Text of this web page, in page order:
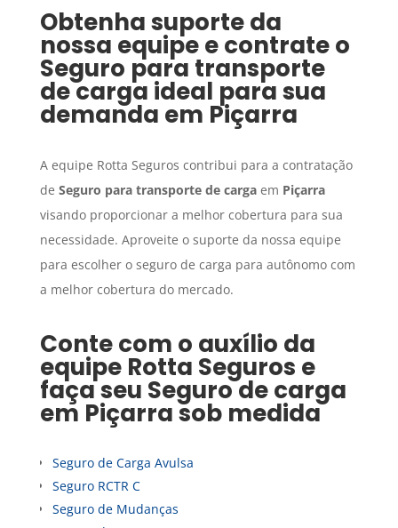
Obtenha suporte da
nossa equipe e contrate o
Seguro para transporte
de carga ideal para sua
demanda em Piçarra
A equipe Rotta Seguros contribui para a contratação
de Seguro para transporte de cargaem Piçarra
visando proporcionar a melhor cobertura para sua
necessidade. Aproveite o suporte da nossa equipe
para escolher o seguro de carga para autônomo com
a melhor cobertura do mercado.
Conte com o auxílio da
equipe Rotta Seguros e
faça seu Seguro de carga
em Piçarrasob medida
Seguro de Carga Avulsa
Seguro RCTR C
Seguro de Mudanças